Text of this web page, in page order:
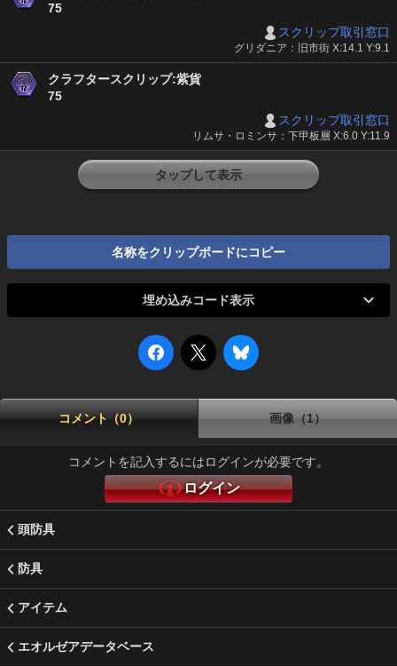
75
スクリップ取引窓口
グリダニア：旧市街 X:14.1 Y:9.1
クラフタースクリップ:紫貨
75
スクリップ取引窓口
リムサ・ロミンサ：下甲板層 X:6.0 Y:11.9
タップして表示
名称をクリップボードにコピー
埋め込みコード表示
コメント（0） 画像（1）
コメントを記入するにはログインが必要です。
ログイン
頭防具
防具
アイテム
エオルゼアデータベース